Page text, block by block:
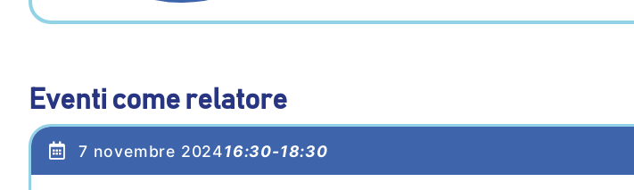
Eventi come relatore
7 novembre 202416:30-18:30